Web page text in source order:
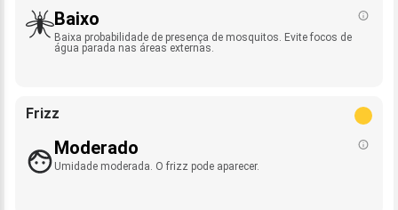
Baixo
Baixa probabilidade de presença de mosquitos. Evite focos de
água parada nas áreas externas.
Frizz
Moderado
Umidade moderada. O frizz pode aparecer.